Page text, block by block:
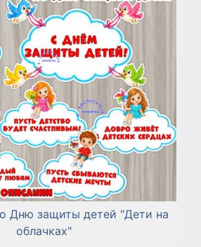
Дню защиты детей "Дети на
облачках"